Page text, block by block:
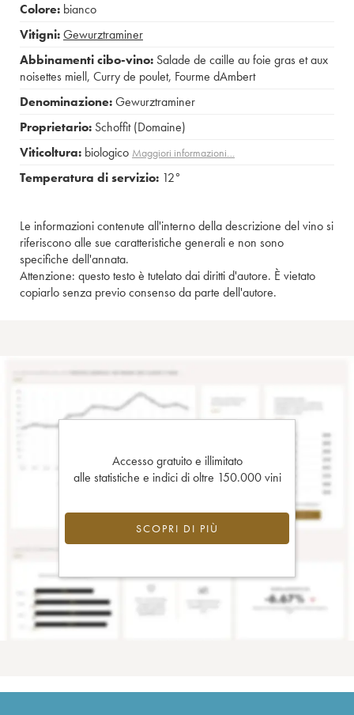
Colore: bianco
Vitigni:Gewurztraminer
Abbinamenti cibo-vino: Salade de caille au foie gras et aux
noisettes miell, Curry de poulet, Fourme dAmbert
Denominazione:Gewurztraminer
Proprietario: Schoffit (Domaine)
Viticoltura: biologico Maggiori informazioni…
Temperatura di servizio: 12°
Le informazioni contenute all'interno della descrizione del vino si
riferiscono alle sue caratteristiche generali e non sono
specifiche dell'annata.
Attenzione: questo testo è tutelato dai diritti d'autore. È vietato
copiarlo senza previo consenso da parte dell'autore.
Accesso gratuito e illimitato
alle statistiche e indici di oltre 150.000 vini
SCOPRI DI PIÙ